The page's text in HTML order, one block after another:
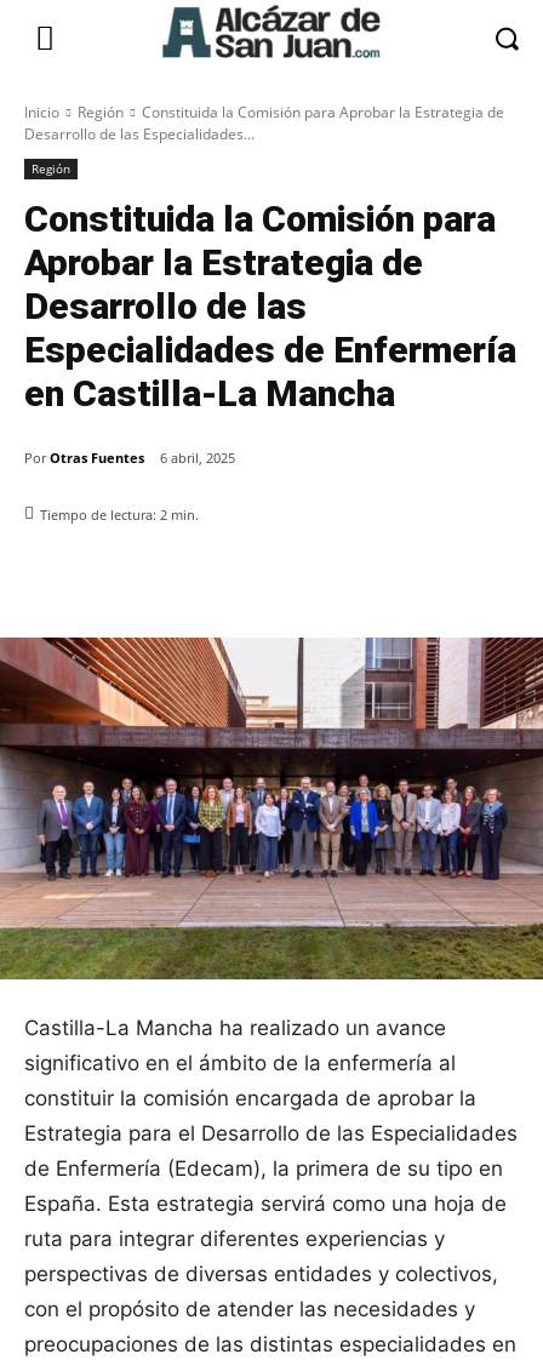
Inicio Región
Constituida la Comisión para Aprobar la Estrategia de
Desarrollo de las Especialidades...
Región
Constituida la Comisión para
Aprobar la Estrategia de
Desarrollo de las
Especialidades de Enfermería
en Castilla-La Mancha
Por Otras Fuentes 6 abril, 2025
Tiempo de lectura: 2 min.
Castilla-La Mancha ha realizado un avance
significativo en el ámbito de la enfermería al
constituir la comisión encargada de aprobar la
Estrategia para el Desarrollo de las Especialidades
de Enfermería (Edecam), la primera de su tipo en
España. Esta estrategia servirá como una hoja de
ruta para integrar diferentes experiencias y
perspectivas de diversas entidades y colectivos,
con el propósito de atender las necesidades y
preocupaciones de las distintas especialidades en